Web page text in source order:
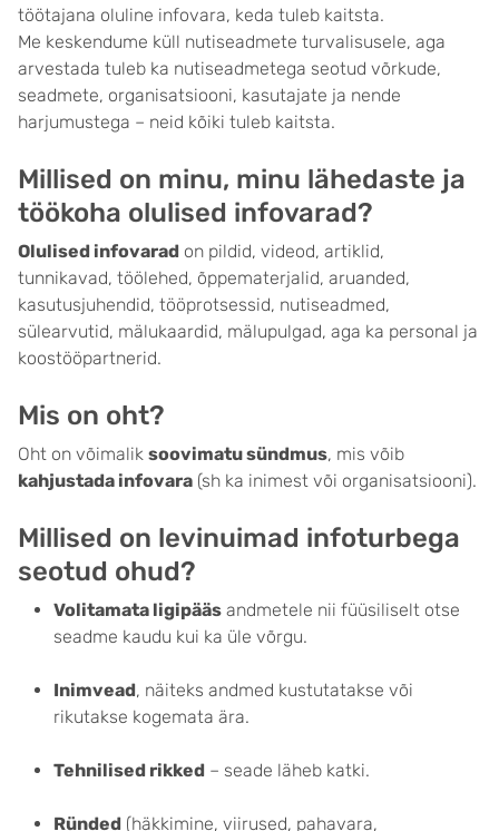
töötajana oluline infovara, keda tuleb kaitsta.
Me keskendume küll nutiseadmete turvalisusele, aga
arvestada tuleb ka nutiseadmetega seotud võrkude,
seadmete, organisatsiooni, kasutajate ja nende
harjumustega – neid kõiki tuleb kaitsta.
Millised on minu, minu lähedaste ja
töökoha olulised infovarad?
Olulised infovarad on pildid, videod, artiklid,
tunnikavad, töölehed, õppematerjalid, aruanded,
kasutusjuhendid, tööprotsessid, nutiseadmed,
sülearvutid, mälukaardid, mälupulgad, aga ka personal ja
koostööpartnerid.
Mis on oht?
Oht on võimalik soovimatu sündmus, mis võib
kahjustada infovara (sh ka inimest või organisatsiooni).
Millised on levinuimad infoturbega
seotud ohud?
Volitamata ligipääs andmetele nii füüsiliselt otse
seadme kaudu kui ka üle võrgu.
Inimvead, näiteks andmed kustutatakse või
rikutakse kogemata ära.
Tehnilised rikked – seade läheb katki.
Ründed (häkkimine, viirused, pahavara,